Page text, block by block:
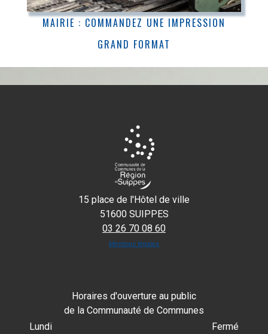
MAIRIE : COMMANDEZ UNE IMPRESSION
GRAND FORMAT
15 place de l'Hôtel de ville
51600 SUIPPES
03 26 70 08 60
Mentions légales
Horaires d'ouverture au public
de la Communauté de Communes
Lundi
Fermé